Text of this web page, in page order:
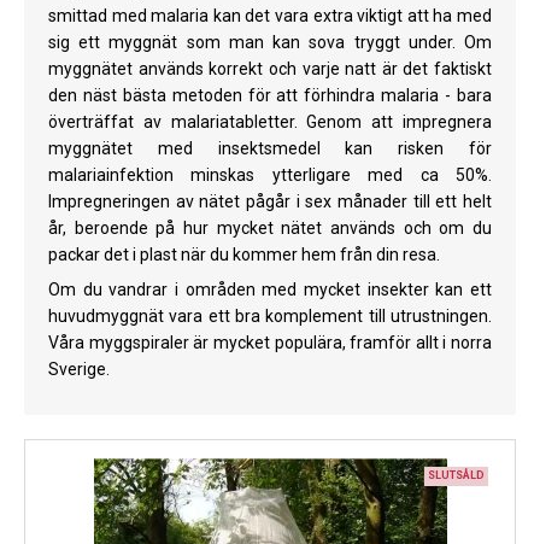
Vatten
Elartiklar
Väderstationer
Reservdelar
Erbjudanden
smittad med malaria kan det vara extra viktigt att ha med
sig ett myggnät som man kan sova tryggt under. Om
myggnätet används korrekt och varje natt är det faktiskt
den näst bästa metoden för att förhindra malaria - bara
överträffat av malariatabletter. Genom att impregnera
myggnätet med insektsmedel kan risken för
malariainfektion minskas ytterligare med ca 50%.
Impregneringen av nätet pågår i sex månader till ett helt
år, beroende på hur mycket nätet används och om du
packar det i plast när du kommer hem från din resa.
Om du vandrar i områden med mycket insekter kan ett
huvudmyggnät vara ett bra komplement till utrustningen.
Våra myggspiraler är mycket populära, framför allt i norra
Sverige.
SLUTSÅLD